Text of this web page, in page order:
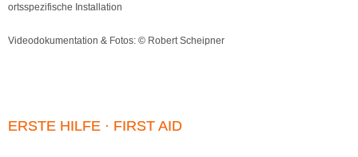
ortsspezifische Installation
Videodokumentation & Fotos: © Robert Scheipner
ERSTE HILFE · FIRST AID